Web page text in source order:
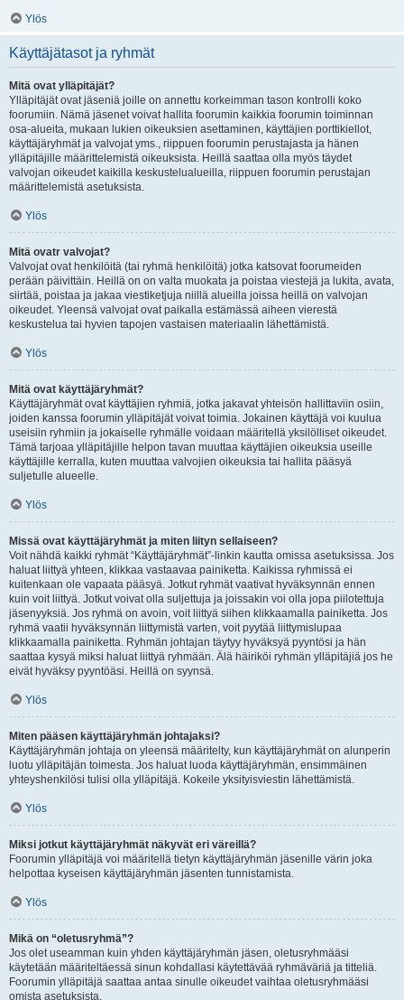
Ylös
Käyttäjätasot ja ryhmät
Mitä ovat ylläpitäjät?
Ylläpitäjät ovat jäseniä joille on annettu korkeimman tason kontrolli koko
foorumiin. Nämä jäsenet voivat hallita foorumin kaikkia foorumin toiminnan
osa-alueita, mukaan lukien oikeuksien asettaminen, käyttäjien porttikiellot,
käyttäjäryhmät ja valvojat yms., riippuen foorumin perustajasta ja hänen
ylläpitäjille määrittelemistä oikeuksista. Heillä saattaa olla myös täydet
valvojan oikeudet kaikilla keskustelualueilla, riippuen foorumin perustajan
määrittelemistä asetuksista.
Ylös
Mitä ovatr valvojat?
Valvojat ovat henkilöitä (tai ryhmä henkilöitä) jotka katsovat foorumeiden
perään päivittäin. Heillä on on valta muokata ja poistaa viestejä ja lukita, avata,
siirtää, poistaa ja jakaa viestiketjuja niillä alueilla joissa heillä on valvojan
oikeudet. Yleensä valvojat ovat paikalla estämässä aiheen vierestä
keskustelua tai hyvien tapojen vastaisen materiaalin lähettämistä.
Ylös
Mitä ovat käyttäjäryhmät?
Käyttäjäryhmät ovat käyttäjien ryhmiä, jotka jakavat yhteisön hallittaviin osiin,
joiden kanssa foorumin ylläpitäjät voivat toimia. Jokainen käyttäjä voi kuulua
useisiin ryhmiin ja jokaiselle ryhmälle voidaan määritellä yksilölliset oikeudet.
Tämä tarjoaa ylläpitäjille helpon tavan muuttaa käyttäjien oikeuksia useille
käyttäjille kerralla, kuten muuttaa valvojien oikeuksia tai hallita pääsyä
suljetulle alueelle.
Ylös
Missä ovat käyttäjäryhmät ja miten liityn sellaiseen?
Voit nähdä kaikki ryhmät “Käyttäjäryhmät”-linkin kautta omissa asetuksissa. Jos
haluat liittyä yhteen, klikkaa vastaavaa painiketta. Kaikissa ryhmissä ei
kuitenkaan ole vapaata pääsyä. Jotkut ryhmät vaativat hyväksynnän ennen
kuin voit liittyä. Jotkut voivat olla suljettuja ja joissakin voi olla jopa piilotettuja
jäsenyyksiä. Jos ryhmä on avoin, voit liittyä siihen klikkaamalla painiketta. Jos
ryhmä vaatii hyväksynnän liittymistä varten, voit pyytää liittymislupaa
klikkaamalla painiketta. Ryhmän johtajan täytyy hyväksyä pyyntösi ja hän
saattaa kysyä miksi haluat liittyä ryhmään. Älä häiriköi ryhmän ylläpitäjiä jos he
eivät hyväksy pyyntöäsi. Heillä on syynsä.
Ylös
Miten pääsen käyttäjäryhmän johtajaksi?
Käyttäjäryhmän johtaja on yleensä määritelty, kun käyttäjäryhmät on alunperin
luotu ylläpitäjän toimesta. Jos haluat luoda käyttäjäryhmän, ensimmäinen
yhteyshenkilösi tulisi olla ylläpitäjä. Kokeile yksityisviestin lähettämistä.
Ylös
Miksi jotkut käyttäjäryhmät näkyvät eri väreillä?
Foorumin ylläpitäjä voi määritellä tietyn käyttäjäryhmän jäsenille värin joka
helpottaa kyseisen käyttäjäryhmän jäsenten tunnistamista.
Ylös
Mikä on “oletusryhmä”?
Jos olet useamman kuin yhden käyttäjäryhmän jäsen, oletusryhmääsi
käytetään määriteltäessä sinun kohdallasi käytettävää ryhmäväriä ja titteliä.
Foorumin ylläpitäjä saattaa antaa sinulle oikeudet vaihtaa oletusryhmääsi
omista asetuksista.